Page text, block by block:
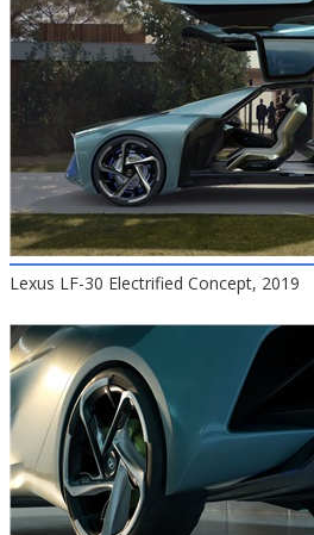
Lexus LF-30 Electrified Concept, 2019